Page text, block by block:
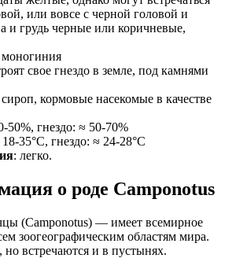
или вовсе с черной головой и
и грудь черные или коричневые,
моногиния
свое гнездо в земле, под камнями
кормовые насекомые в качестве
50%, гнездо: ≈ 50-70%
18-35°С, гнездо: ≈ 24-28°С
: легко.
о роде Camponotus
(Camponotus) — имеет всемирное
зоогеографическим областям мира.
но встречаются и в пустынях.